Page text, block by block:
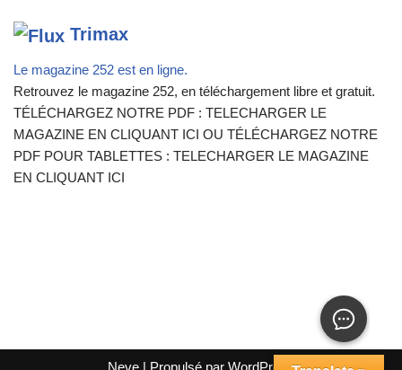
Trimax
Le magazine 252 est en ligne.
Retrouvez le magazine 252, en téléchargement libre et gratuit.
TÉLÉCHARGEZ NOTRE PDF : TELECHARGER LE
MAGAZINE EN CLIQUANT ICI OU TÉLÉCHARGEZ NOTRE
PDF POUR TABLETTES : TELECHARGER LE MAGAZINE
EN CLIQUANT ICI
Neve | Propulsé par WordPress